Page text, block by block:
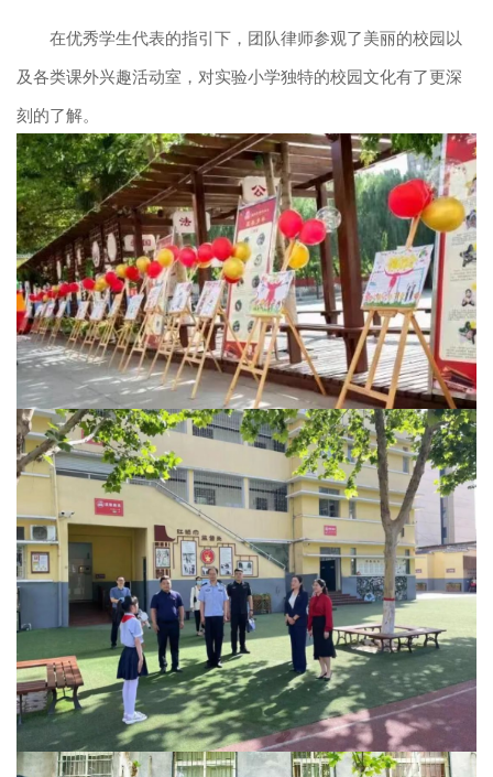
在优秀学生代表的指引下，团队律师参观了美丽的校园以
及各类课外兴趣活动室，对实验小学独特的校园文化有了更深
刻的了解。